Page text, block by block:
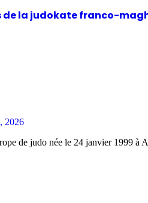
de la judokate franco-
2026
de judo née le 24 janvier 1999 à